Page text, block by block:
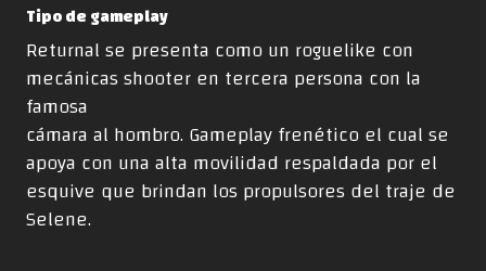
Tipo de gameplay
Returnal se presenta como un roguelike con
mecánicas shooter en tercera persona con la
famosa
cámara al hombro. Gameplay frenético el cual se
apoya con una alta movilidad respaldada por el
esquive que brindan los propulsores del traje de
Selene.